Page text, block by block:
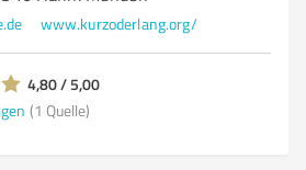
www.kurzoderlang.org/
4,80 / 5,00
(1 Quelle)